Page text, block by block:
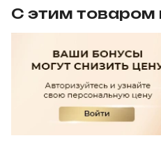
С этим товаром